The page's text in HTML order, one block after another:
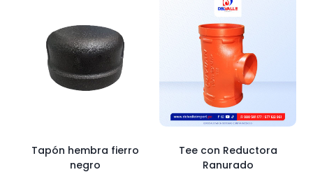
Tapón hembra fierro
negro
Tee con Reductora
Ranurado